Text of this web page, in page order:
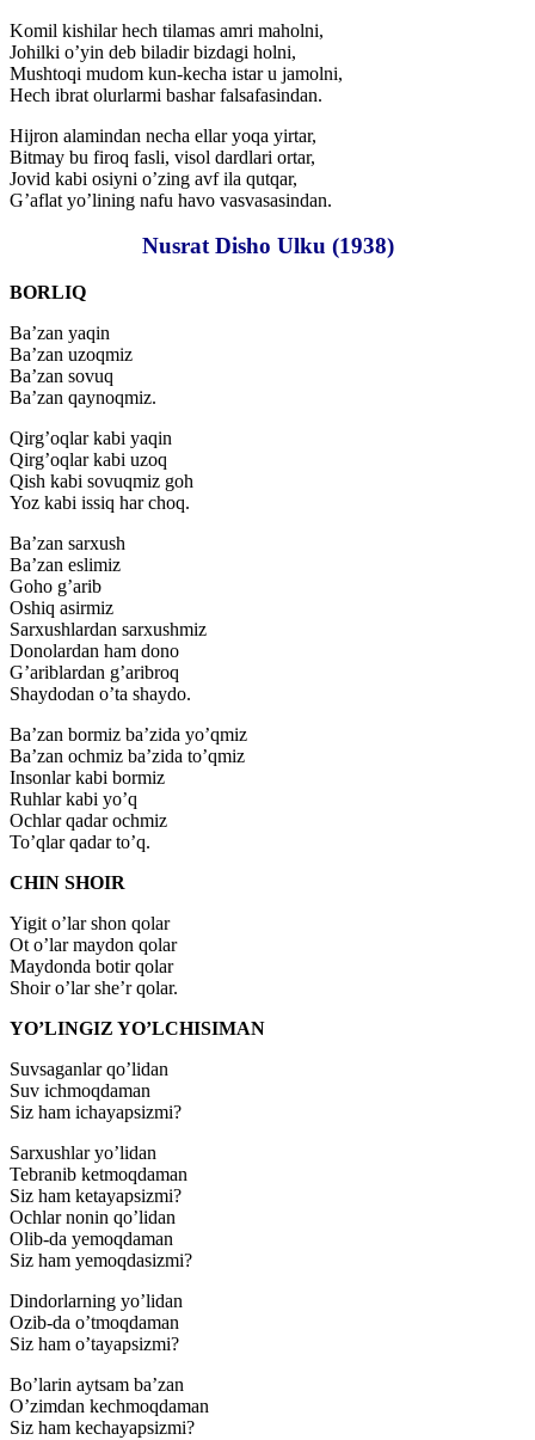
Komil kishilar hech tilamas amri maholni,
Johilki o’yin deb biladir bizdagi holni,
Mushtoqi mudom kun-kecha istar u jamolni,
Hech ibrat olurlarmi bashar falsafasindan.
Hijron alamindan necha ellar yoqa yirtar,
Bitmay bu firoq fasli, visol dardlari ortar,
Jovid kabi osiyni o’zing avf ila qutqar,
G’aflat yo’lining nafu havo vasvasasindan.
Nusrat Disho Ulku (1938)
BORLIQ
Ba’zan yaqin
Ba’zan uzoqmiz
Ba’zan sovuq
Ba’zan qaynoqmiz.
Qirg’oqlar kabi yaqin
Qirg’oqlar kabi uzoq
Qish kabi sovuqmiz goh
Yoz kabi issiq har choq.
Ba’zan sarxush
Ba’zan eslimiz
Goho g’arib
Oshiq asirmiz
Sarxushlardan sarxushmiz
Donolardan ham dono
G’ariblardan g’aribroq
Shaydodan o’ta shaydo.
Ba’zan bormiz ba’zida yo’qmiz
Ba’zan ochmiz ba’zida to’qmiz
Insonlar kabi bormiz
Ruhlar kabi yo’q
Ochlar qadar ochmiz
To’qlar qadar to’q.
CHIN SHOIR
Yigit o’lar shon qolar
Ot o’lar maydon qolar
Maydonda botir qolar
Shoir o’lar she’r qolar.
YO’LINGIZ YO’LCHISIMAN
Suvsaganlar qo’lidan
Suv ichmoqdaman
Siz ham ichayapsizmi?
Sarxushlar yo’lidan
Tebranib ketmoqdaman
Siz ham ketayapsizmi?
Ochlar nonin qo’lidan
Olib-da yemoqdaman
Siz ham yemoqdasizmi?
Dindorlarning yo’lidan
Ozib-da o’tmoqdaman
Siz ham o’tayapsizmi?
Bo’larin aytsam ba’zan
O’zimdan kechmoqdaman
Siz ham kechayapsizmi?